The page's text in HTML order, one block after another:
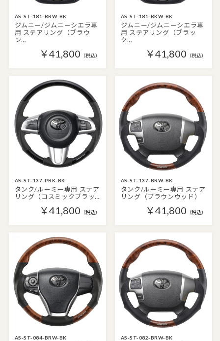
AS-ST-181-BRW-BK
ジムニー/ジムニーシエラ専
用 ステアリング（ブラウ
ン…
￥41,800 （税込）
AS-ST-181-BKW-BK
ジムニー/ジムニーシエラ専
用 ステアリング（ブラッ
ク…
￥41,800 （税込）
AS-ST-137-PBK-BK
タンク/ルーミー専用 ステア
リング（コスミックブラッ…
￥41,800 （税込）
AS-ST-137-BRW-BK
タンク/ルーミー専用 ステア
リング（ブラウンウッド）
￥41,800 （税込）
AS-ST-084-BRW-BK AS-ST-082-BRW-BK